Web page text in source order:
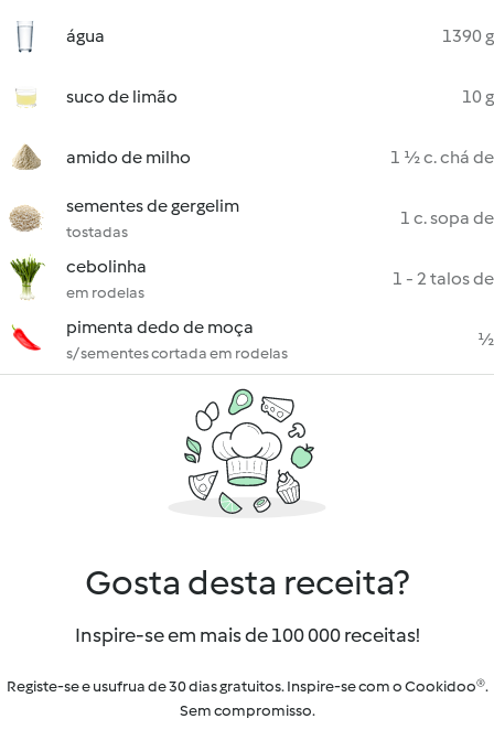
água 1390 g
suco de limão 10 g
amido de milho 1 ½ c. chá de
sementes de gergelim
tostadas
1 c. sopa de
cebolinha
em rodelas
1 - 2 talos de
pimenta dedo de moça
s/ sementes cortada em rodelas
½
Gosta desta receita?
Inspire-se em mais de 100 000 receitas!
Registe-se e usufrua de 30 dias gratuitos. Inspire-se com o Cookidoo®.
Sem compromisso.